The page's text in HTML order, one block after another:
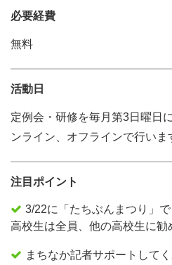
必要経費
無料
活動日
定例会・研修を毎月第3日曜日
ンライン、オフラインで行いま
注目ポイント
3/22に「たちぶんまつり」
高校生は全員、他の高校生に勧
まちなか記者サポートして